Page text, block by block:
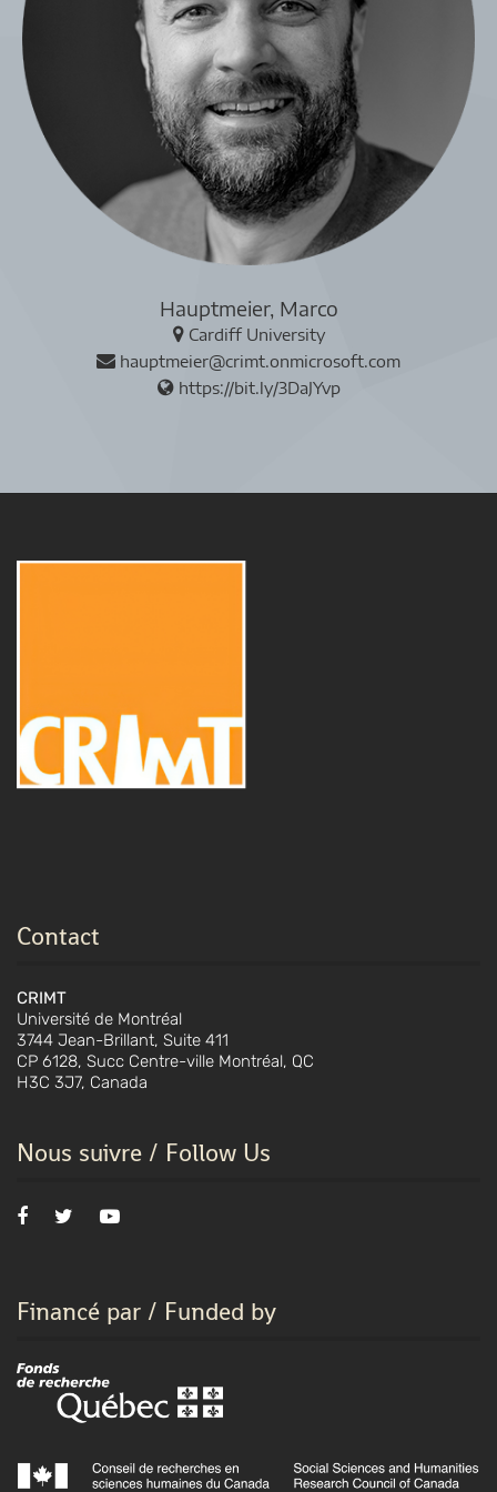
Hauptmeier, Marco
Cardiff University
hauptmeier@crimt.onmicrosoft.com
https://bit.ly/3DaJYvp
Contact
CRIMT
Université de Montréal
3744 Jean-Brillant, Suite 411
CP 6128, Succ Centre-ville Montréal, QC
H3C 3J7, Canada
Nous suivre / Follow Us
Financé par / Funded by